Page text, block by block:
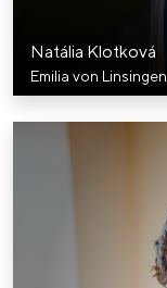
Natália Klotková
Emilia von Linsingen